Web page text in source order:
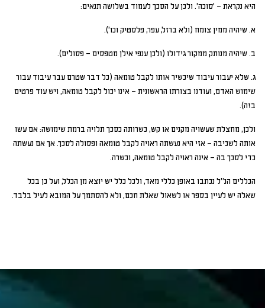
היא נקראת – 'סוכה'. ולכן על הסכך לעמוד בשלושה תנאים:
א. שיהיה ממין צומח (ולא ברזל, עפר, פלסטיק וכו').
ב. שיהיה מנותק ממקור גידולו (ולכן ענפי אילן מטפסים – פסולים).
ג. שלא יעבור עיבוד שיכשיר אותו לקבל טומאה (כל דבר שטרם עבר עיבוד עבור
שימוש האדם, ועודנו בצורתו הראשונית – אינו יכול לקבל טומאה, ויש עוד פרטים
בזה).
ולכן, מחצלת שעשויה מקנים או קש, כשרותה כסכך תלויה ברמת שימושה: אם עשו
אותה לשכיבה – אזי היא נעשתה ראויה לקבל טומאה ופסולה לסכך. אך אם נעשתה
כדי לסכך בה – אינה ראויה לקבל טומאה, וכשרה.
הכללים הנ"ל נכתבו באופן כללי מאד, ולכל כלל יש יוצא מן הכלל, ועל כן בכל
שאלה יש לעיין בספר או לשאול שאלת חכם, ולא להסתמך על המובא לעיל בלבד.